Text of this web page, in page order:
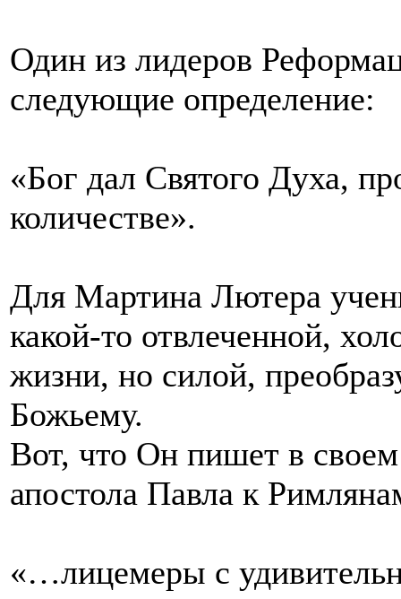
Один из лидеров
следующие определение:
«Бог дал Святого Духа,
количестве».
Для Мартина Лютера
какой-то отвлеченной,
жизни, но силой,
Божьему.
Вот, что Он пишет в
апостола Павла к
«…лицемеры с